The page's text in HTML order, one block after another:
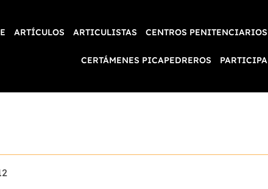
ARTÍCULOS ARTICULISTAS CENTROS PENITENCIARIOS
CERTÁMENES PICAPEDREROS PARTICIPA